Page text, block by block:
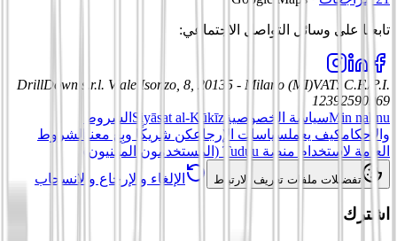
تابعنا على وسائل التواصل الاجتماعي:
DrillDown s.r.l. Viale Isonzo, 8, 20135 - Milano (MI)VAT: C.F./P.I.
12392590969
Min nahnuسياسة الخصوصية Siyāsat al-Kūkīz الشروط
والأحكامكيف يعملسياسات الإرجاعكن شريكًا وبِع معنا
الشروط
العامة لاستخدام منصة Tuduu (المستخدمون المهنيون)
تفضيلات ملفات تعريف الارتباط الإلغاء والإرجاع والانسحاب
اشترك